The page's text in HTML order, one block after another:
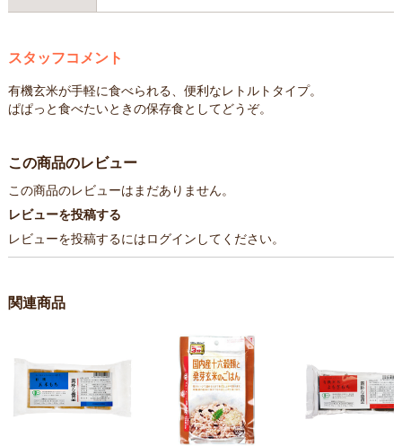
スタッフコメント
有機玄米が手軽に食べられる、便利なレトルトタイプ。
ぱぱっと食べたいときの保存食としてどうぞ。
この商品のレビュー
この商品のレビューはまだありません。
レビューを投稿する
レビューを投稿するにはログイン してください。
関連商品